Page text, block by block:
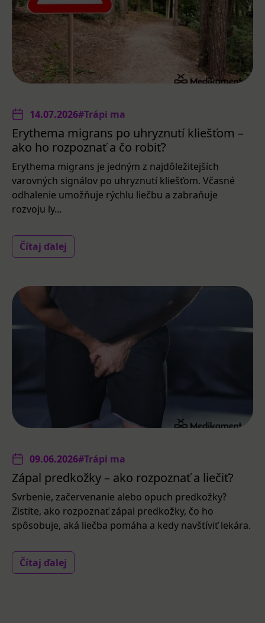
14.07.2026#Trápi ma
Erythema migrans po uhryznutí kliešťom –
ako ho rozpoznať a čo robiť?
Erythema migrans je jedným z najdôležitejších
varovných signálov po uhryznutí kliešťom. Včasné
odhalenie umožňuje rýchlu liečbu a zabraňuje
rozvoju ly...
Čítaj ďalej
09.06.2026#Trápi ma
Zápal predkožky – ako rozpoznať a liečiť?
Svrbenie, začervenanie alebo opuch predkožky?
Zistite, ako rozpoznať zápal predkožky, čo ho
spôsobuje, aká liečba pomáha a kedy navštíviť lekára.
Čítaj ďalej